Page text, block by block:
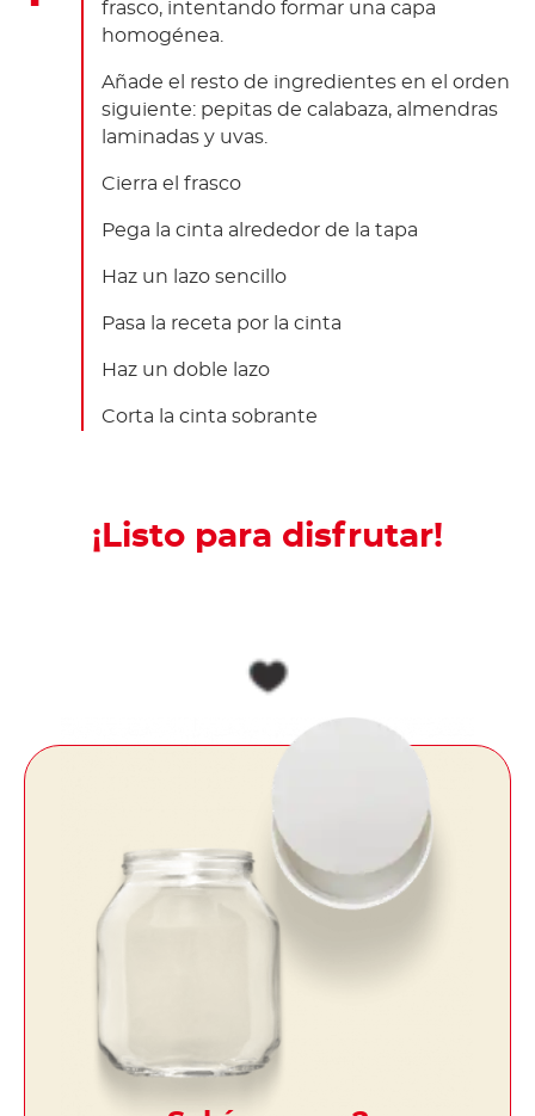
frasco, intentando formar una capa
homogénea.
Añade el resto de ingredientes en el orden
siguiente: pepitas de calabaza, almendras
laminadas y uvas.
Cierra el frasco
Pega la cinta alrededor de la tapa
Haz un lazo sencillo
Pasa la receta por la cinta
Haz un doble lazo
Corta la cinta sobrante
¡Listo para disfrutar!